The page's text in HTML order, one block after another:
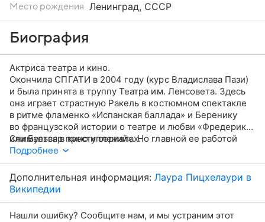
Место рождения Ленинград, СССР
Биография
Актриса театра и кино.
Окончила СПГАТИ в 2004 году (курс Владислава Пази)
и была принята в труппу Театра им. Ленсовета. Здесь
она играет страстную Ракель в костюмном спектакле
в ритме фламенко «Испанская баллада» и Беренику
во французской истории о театре и любви «Фредерик,
или Бульвар преступлений». Но главной ее работой
последнего времени стала леди Макбет в постановке
Юрия Бутусова «Макбет. Кино». Эта роль показала,
что Лаура Пицхелаури — настоящая современная
трагическая актриса, способная органично
существовать в самых сложных режиссерских
конструкциях.
Снимается в кино и сериалах.
Подробнее
Дополнительная информация: Лаура Пицхелаури в
Википедии
Нашли ошибку? Сообщите нам, и мы устраним этот